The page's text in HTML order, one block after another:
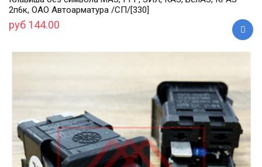
2п6к, ОАО Автоарматура /СП/[330]
руб 144.00